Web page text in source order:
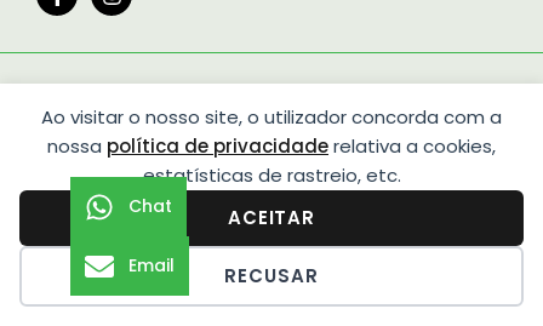
Ao visitar o nosso site, o utilizador concorda com a
nossa política de privacidaderelativa a cookies,
estatísticas de rastreio, etc.
ACEITAR
RECUSAR
Desenvolvido porPing®
Política de Privacidade
Política de Cookies
Chat
Email